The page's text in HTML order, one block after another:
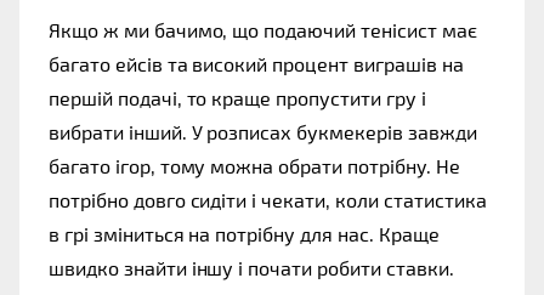
Якщо ж ми бачимо, що подаючий тенісист має
багато ейсів та високий процент виграшів на
першій подачі, то краще пропустити гру і
вибрати інший. У розписах букмекерів завжди
багато ігор, тому можна обрати потрібну. Не
потрібно довго сидіти і чекати, коли статистика
в грі зміниться на потрібну для нас. Краще
швидко знайти іншу і почати робити ставки.